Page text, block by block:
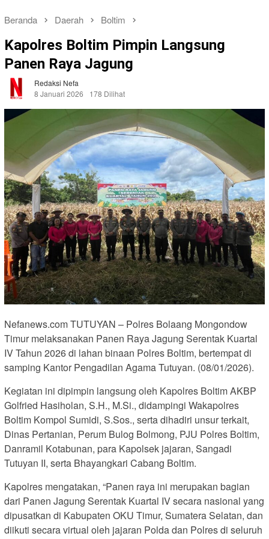
Beranda Daerah Boltim
Kapolres Boltim Pimpin Langsung
Panen Raya Jagung
Redaksi Nefa
8 Januari 2026
178 Dilihat
Nefanews.com TUTUYAN – Polres Bolaang Mongondow
Timur melaksanakan Panen Raya Jagung Serentak Kuartal
IV Tahun 2026 di lahan binaan Polres Boltim, bertempat di
samping Kantor Pengadilan Agama Tutuyan. (08/01/2026).
Kegiatan ini dipimpin langsung oleh Kapolres Boltim AKBP
Golfried Hasiholan, S.H., M.Si., didampingi Wakapolres
Boltim Kompol Sumidi, S.Sos., serta dihadiri unsur terkait,
Dinas Pertanian, Perum Bulog Bolmong, PJU Polres Boltim,
Danramil Kotabunan, para Kapolsek jajaran, Sangadi
Tutuyan II, serta Bhayangkari Cabang Boltim.
Kapolres mengatakan, “Panen raya ini merupakan bagian
dari Panen Jagung Serentak Kuartal IV secara nasional yang
dipusatkan di Kabupaten OKU Timur, Sumatera Selatan, dan
diikuti secara virtual oleh jajaran Polda dan Polres di seluruh